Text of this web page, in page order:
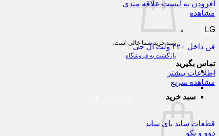
سبد خرید شما خالی است.
بازگشت به فروشگاه
سبد خرید
افزودن به لیست علاقه مندی
مشاهده
LG
فن داخل ۲۲۰ ولت ال جی
تماس بگیرید
اطلاعات بیشتر
مشاهده سریع
قطعات ساید بای ساید
دوو و بکو